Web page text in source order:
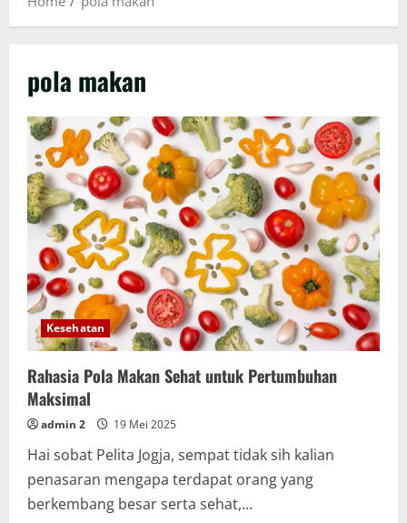
pola makan
Kesehatan
Rahasia Pola Makan Sehat untuk Pertumbuhan
Maksimal
admin 2 19 Mei 2025
Hai sobat Pelita Jogja, sempat tidak sih kalian
penasaran mengapa terdapat orang yang
berkembang besar serta sehat,...